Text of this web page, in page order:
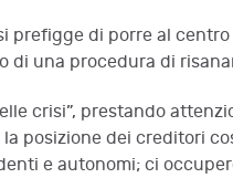
prefigge di porre al
una procedura di
crisi”, prestando
posizione dei creditori
e autonomi; ci